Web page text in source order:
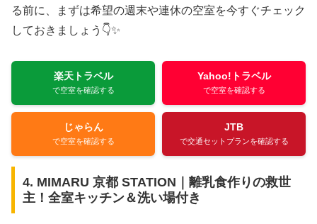
る前に、まずは希望の週末や連休の空室を今すぐチェック
しておきましょう👇✨
楽天トラベル
で空室を確認する
Yahoo!トラベル
で空室を確認する
じゃらん
で空室を確認する
JTB
で交通セットプランを確認する
4. MIMARU 京都 STATION｜離乳食作りの救世
主！全室キッチン＆洗い場付き